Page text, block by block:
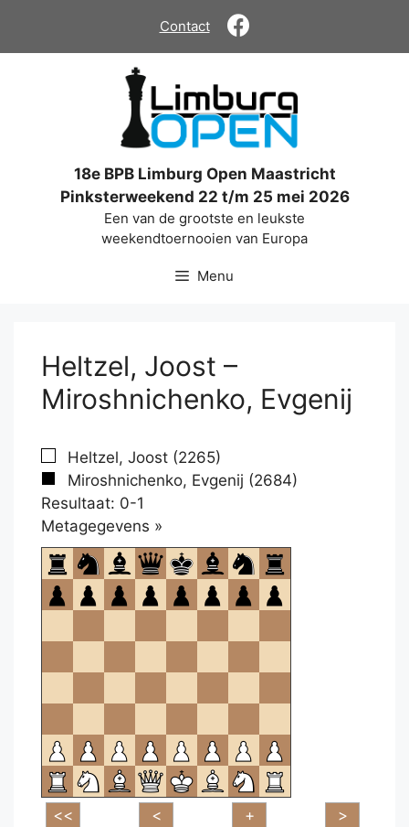
de
Contact
18e BPB Limburg Open Maastricht
Pinksterweekend 22 t/m 25 mei 2026
Een van de grootste en leukste
weekendtoernooien van Europa
Menu
Heltzel, Joost –
Miroshnichenko, Evgenij
Heltzel, Joost (2265)
Miroshnichenko, Evgenij (2684)
Resultaat: 0-1
Metagegevens »
om
te
openen.